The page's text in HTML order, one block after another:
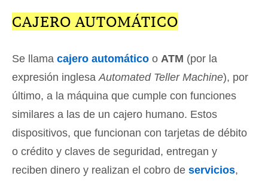
CAJERO AUTOMÁTICO
Se llama cajero automático o ATM (por la
expresión inglesaAutomated Teller Machine), por
último, a la máquina que cumple con funciones
similares a las de un cajero humano. Estos
dispositivos, que funcionan con tarjetas de débito
o crédito y claves de seguridad, entregan y
reciben dinero y realizan el cobro de servicios,